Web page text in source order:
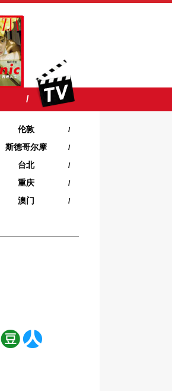
/
伦敦 /
斯德哥尔摩 /
台北 /
重庆 /
澳门 /
空 豆